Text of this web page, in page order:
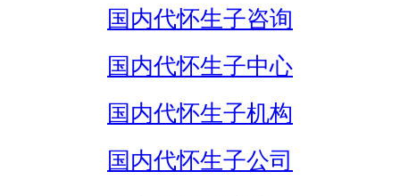
国内代怀生子咨询
国内代怀生子中心
国内代怀生子机构
国内代怀生子公司